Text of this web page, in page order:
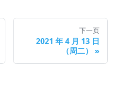
下一页
2021 年 4 月 13 日
（周二）
»